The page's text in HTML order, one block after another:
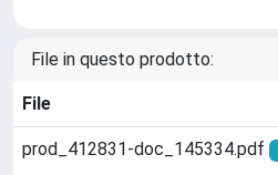
File in questo prodotto:
File
prod_412831-doc_145334.pdf